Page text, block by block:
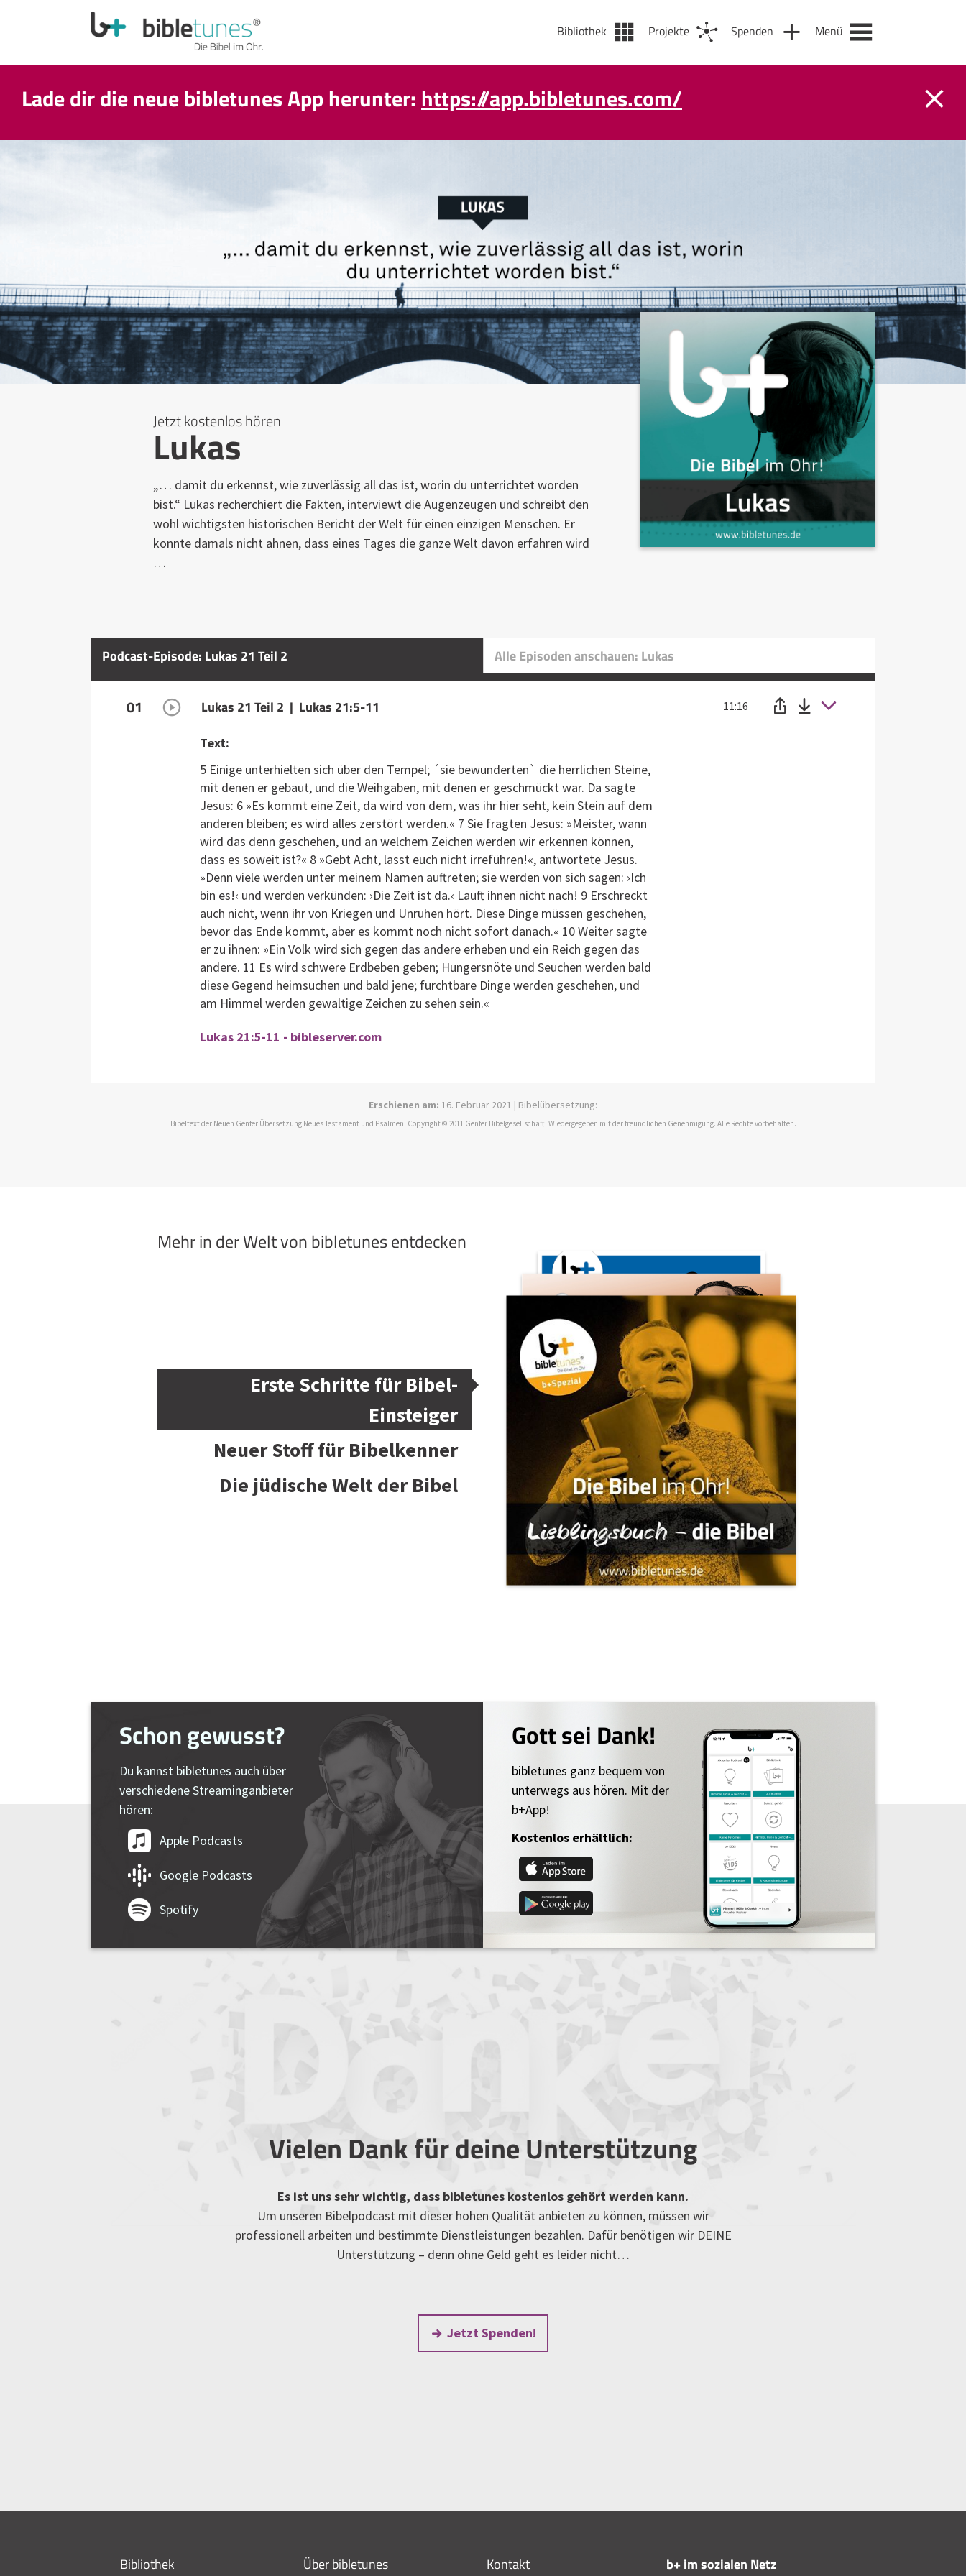
Bibliothek Projekte Spenden Menü
Lade dir die neue bibletunes App herunter: https://app.bibletunes.com/
Jetzt kostenlos hören
Lukas
„… damit du erkennst, wie zuverlässig all das ist, worin du unterrichtet worden
bist.“ Lukas recherchiert die Fakten, interviewt die Augenzeugen und schreibt den
wohl wichtigsten historischen Bericht der Welt für einen einzigen Menschen. Er
konnte damals nicht ahnen, dass eines Tages die ganze Welt davon erfahren wird
…
Podcast-Episode: Lukas 21 Teil 2 Alle Episoden anschauen: Lukas
01 Lukas 21 Teil 2 | Lukas 21:5-11 11:16
Text:
5 Einige unterhielten sich über den Tempel; ´sie bewunderten` die herrlichen Steine,
mit denen er gebaut, und die Weihgaben, mit denen er geschmückt war. Da sagte
Jesus: 6 »Es kommt eine Zeit, da wird von dem, was ihr hier seht, kein Stein auf dem
anderen bleiben; es wird alles zerstört werden.« 7 Sie fragten Jesus: »Meister, wann
wird das denn geschehen, und an welchem Zeichen werden wir erkennen können,
dass es soweit ist?« 8 »Gebt Acht, lasst euch nicht irreführen!«, antwortete Jesus.
»Denn viele werden unter meinem Namen auftreten; sie werden von sich sagen: ›Ich
bin es!‹ und werden verkünden: ›Die Zeit ist da.‹ Lauft ihnen nicht nach! 9 Erschreckt
auch nicht, wenn ihr von Kriegen und Unruhen hört. Diese Dinge müssen geschehen,
bevor das Ende kommt, aber es kommt noch nicht sofort danach.« 10 Weiter sagte
er zu ihnen: »Ein Volk wird sich gegen das andere erheben und ein Reich gegen das
andere. 11 Es wird schwere Erdbeben geben; Hungersnöte und Seuchen werden bald
diese Gegend heimsuchen und bald jene; furchtbare Dinge werden geschehen, und
am Himmel werden gewaltige Zeichen zu sehen sein.«
Lukas 21:5-11 - bibleserver.com
Erschienen am: 16. Februar 2021 | Bibelübersetzung:
Bibeltext der Neuen Genfer Übersetzung Neues Testament und Psalmen. Copyright © 2011 Genfer Bibelgesellschaft. Wiedergegeben mit der freundlichen Genehmigung. Alle Rechte vorbehalten.
Mehr in der Welt von bibletunes entdecken
Erste Schritte für Bibel-
Einsteiger
Neuer Stoff für Bibelkenner
Die jüdische Welt der Bibel
Schon gewusst?
Du kannst bibletunes auch über
verschiedene Streaminganbieter
hören:
Apple Podcasts
Google Podcasts
Spotify
Gott sei Dank!
bibletunes ganz bequem von
unterwegs aus hören. Mit der
b+App!
Kostenlos erhältlich:
Vielen Dank für deine Unterstützung
Es ist uns sehr wichtig, dass bibletunes kostenlos gehört werden kann.
Um unseren Bibelpodcast mit dieser hohen Qualität anbieten zu können, müssen wir
professionell arbeiten und bestimmte Dienstleistungen bezahlen. Dafür benötigen wir DEINE
Unterstützung – denn ohne Geld geht es leider nicht…
Jetzt Spenden!
Bibliothek Über bibletunes Kontakt b+ im sozialen Netz